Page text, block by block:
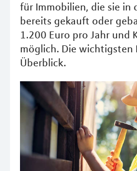
für Immobilien, die sie in
bereits gekauft oder
1.200 Euro pro Jahr und
möglich. Die wichtigsten
Überblick.